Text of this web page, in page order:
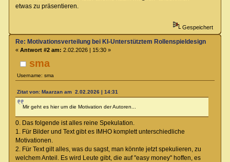
etwas zu präsentieren.
Gespeichert
sma
Username: sma
Re: Motivationsverteilung bei KI-Unterstütztem Rollenspieldesign
« Antwort #2 am: 2.02.2026 | 15:30 »
Zitat von: Maarzan am 2.02.2026 | 14:31
Mir geht es hier um die Motivation der Autoren...
0. Das folgende ist alles reine Spekulation.
1. Für Bilder und Text gibt es IMHO komplett unterschiedliche
Motivationen.
2. Für Text gilt alles, was du sagst, man könnte jetzt spekulieren, zu
welchem Anteil. Es wird Leute gibt, die auf "easy money" hoffen, es